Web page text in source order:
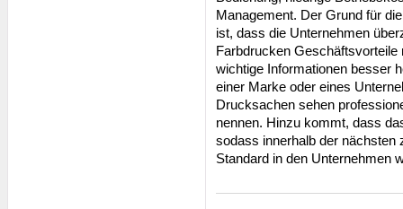
Management. Der Grund für
ist, dass die Unternehmen
Farbdrucken
wichtige Informationen besser
einer Marke oder eines
Drucksachen sehen
nennen. Hinzu kommt, dass
sodass innerhalb der
Standard in den Unternehmen